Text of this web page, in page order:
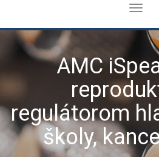
AMC
regulátorom
školy,